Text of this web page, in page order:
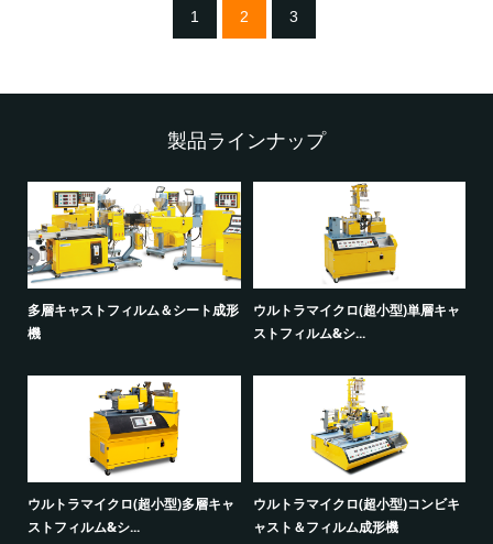
1 2 3
製品ラインナップ
多層キャストフィルム＆シート成形
機
ウルトラマイクロ(超小型)単層キャ
ストフィルム&シ...
ウルトラマイクロ(超小型)多層キャ
ストフィルム&シ...
ウルトラマイクロ(超小型)コンビキ
ャスト＆フィルム成形機